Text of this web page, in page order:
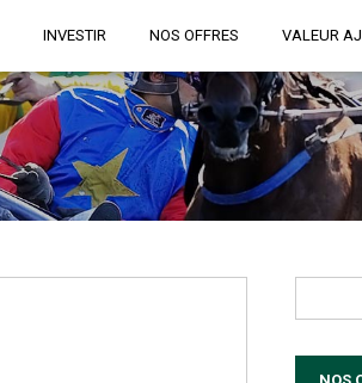
INVESTIR NOS OFFRES VALEUR